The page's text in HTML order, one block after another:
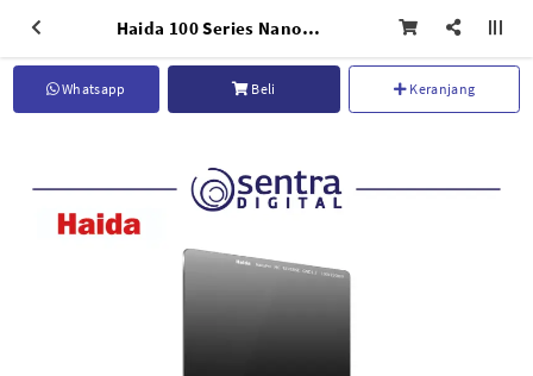
Haida 100 Series NanoPro MC Reverse Grad ND1.2 - HD3460
Whatsapp Beli Keranjang